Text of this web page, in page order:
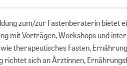
zum/zur Fastenberaterin bietet
mit Vorträgen, Workshops und
therapeutisches Fasten,
richtet sich an Ärztinnen,